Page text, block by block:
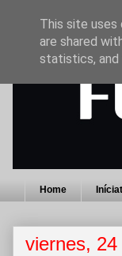
Home
viernes,
This site uses
are shared
statistics, and